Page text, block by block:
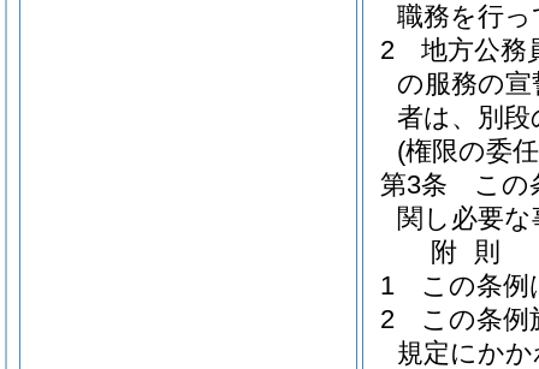
職務を行
2
地方公務
の服務の
者は、別
(権限の委
第3条
この
関し必要
附 則
1
この条例
2
この条例
規定にか